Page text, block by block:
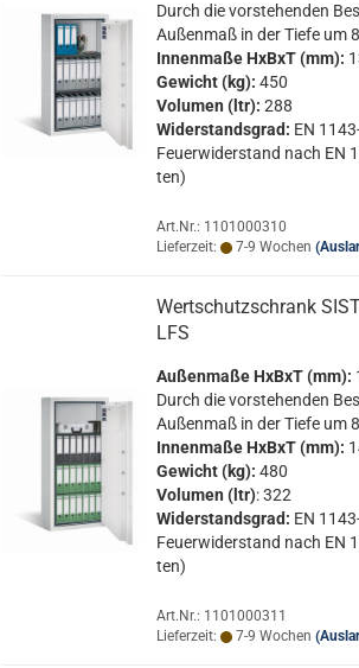
Durch die vor­ste­hen­den
Au­ßen­maß in der Tiefe um
In­nen­ma­ße HxBxT (mm):
Ge­wicht (kg): 450
Vo­lu­men (ltr): 288
Wi­der­stands­grad: EN
Feu­er­wi­der­stand nach EN
ten)
Art.Nr.: 1101000310
Lieferzeit:
7-9 Wochen
Wert­schutz­schrank
LFS
Au­ßen­ma­ße HxBxT (mm):
Durch die vor­ste­hen­den
Au­ßen­maß in der Tiefe um
In­nen­ma­ße HxBxT (mm):
Ge­wicht (kg): 480
Vo­lu­men (ltr): 322
Wi­der­stands­grad: EN
Feu­er­wi­der­stand nach EN
ten)
Art.Nr.: 1101000311
Lieferzeit:
7-9 Wochen